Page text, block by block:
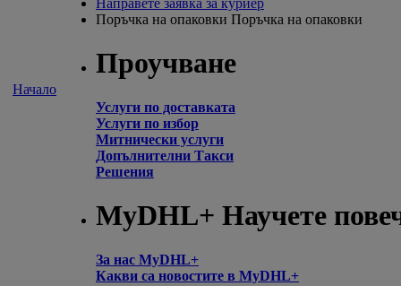
Начало
Направете заявка за куриер
Поръчка на опаковки Поръчка на опаковки
Проучване
Услуги по доставката
Услуги по избор
Митнически услуги
Допълнителни Такси
Решения
MyDHL+ Научете
За нас MyDHL+
Какви са новостите в MyDHL+